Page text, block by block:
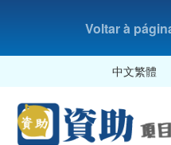
中文繁體